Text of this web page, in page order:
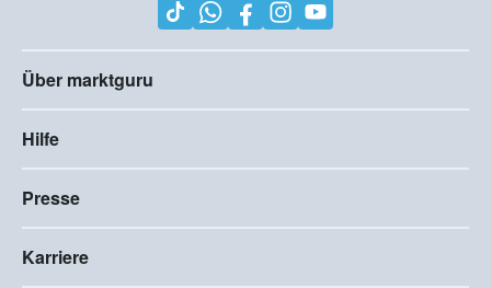
Über marktguru
Hilfe
Presse
Karriere